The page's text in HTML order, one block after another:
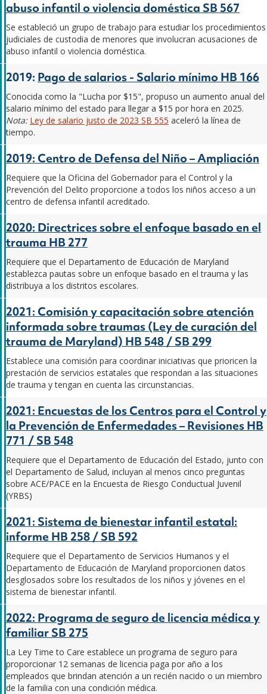
abuso infantil o violencia doméstica SB 567
Se estableció un grupo de trabajo para estudiar los procedimientos
judiciales de custodia de menores que involucran acusaciones de
abuso infantil o violencia doméstica.
2019: Pago de salarios - Salario mínimo HB 166
Conocida como la "Lucha por $15", propuso un aumento anual del
salario mínimo del estado para llegar a $15 por hora en 2025.
Nota: Ley de salario justo de 2023 SB 555 aceleró la línea de
tiempo.
2019: Centro de Defensa del Niño – Ampliación
Requiere que la Oficina del Gobernador para el Control y la
Prevención del Delito proporcione a todos los niños acceso a un
centro de defensa infantil acreditado.
2020: Directrices sobre el enfoque basado en el
trauma HB 277
Requiere que el Departamento de Educación de Maryland
establezca pautas sobre un enfoque basado en el trauma y las
distribuya a los distritos escolares.
2021: Comisión y capacitación sobre atención
informada sobre traumas (Ley de curación del
trauma de Maryland) HB 548 / SB 299
Establece una comisión para coordinar iniciativas que prioricen la
prestación de servicios estatales que respondan a las situaciones
de trauma y tengan en cuenta las circunstancias.
2021: Encuestas de los Centros para el Control y
la Prevención de Enfermedades – Revisiones HB
771 / SB 548
Requiere que el Departamento de Educación del Estado, junto con
el Departamento de Salud, incluyan al menos cinco preguntas
sobre ACE/PACE en la Encuesta de Riesgo Conductual Juvenil
(YRBS)
2021: Sistema de bienestar infantil estatal:
informe HB 258 / SB 592
Requiere que el Departamento de Servicios Humanos y el
Departamento de Educación de Maryland proporcionen datos
desglosados sobre los resultados de los niños y jóvenes en el
sistema de bienestar infantil.
2022: Programa de seguro de licencia médica y
familiar SB 275
La Ley Time to Care establece un programa de seguro para
proporcionar 12 semanas de licencia paga por año a los
empleados que brindan atención a un recién nacido o un miembro
de la familia con una condición médica.